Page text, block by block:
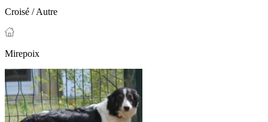
Croisé / Autre
Mirepoix